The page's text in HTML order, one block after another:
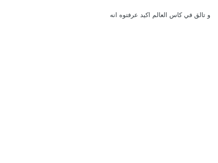
و تالق في كاس العالم اكيد عرفتوه انه